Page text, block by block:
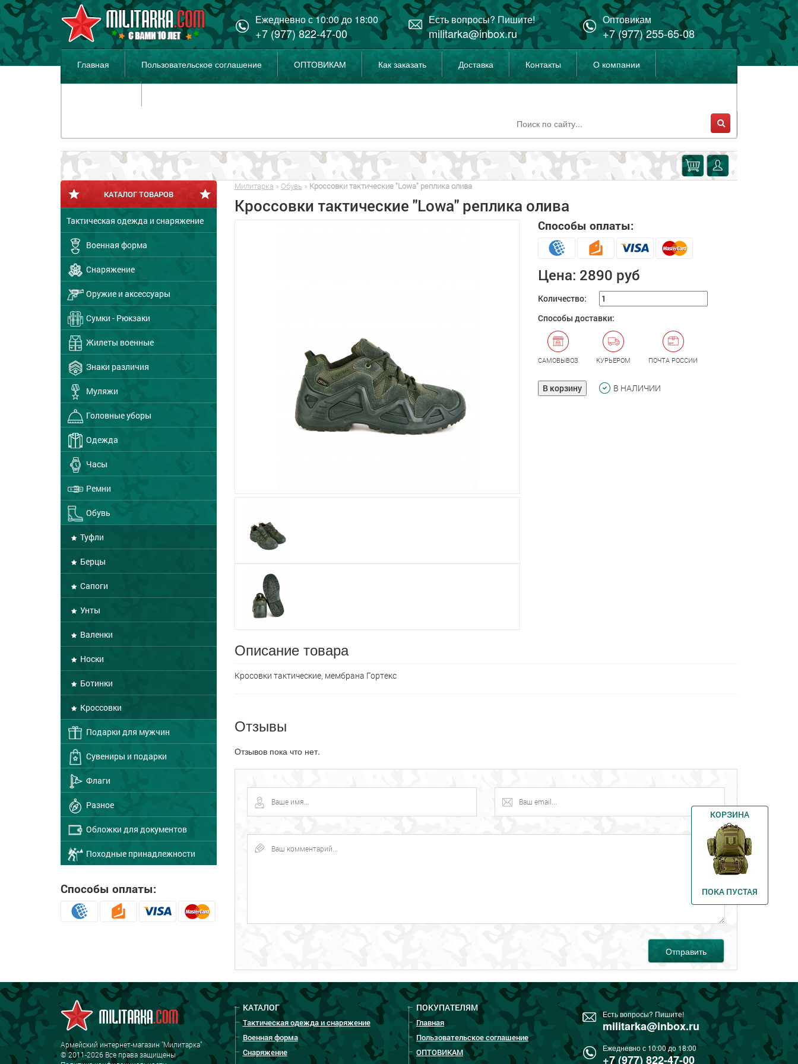
Ежедневно с 10:00 до 18:00
+7 (977) 822-47-00
Есть вопросы? Пишите!
militarka@inbox.ru
Оптовикам
+7 (977) 255-65-08
Главная Пользовательское соглашение ОПТОВИКАМ Как заказать Доставка Контакты О компании
КАТАЛОГ ТОВАРОВ
Тактическая одежда и снаряжение
Военная форма
Снаряжение
Оружие и аксессуары
Сумки - Рюкзаки
Жилеты военные
Знаки различия
Муляжи
Головные уборы
Одежда
Часы
Ремни
Обувь
Туфли
Берцы
Сапоги
Унты
Валенки
Носки
Ботинки
Кроссовки
Подарки для мужчин
Сувениры и подарки
Флаги
Разное
Обложки для документов
Походные принадлежности
Способы оплаты:
Милитарка » Обувь » Кроссовки тактические "Lowa" реплика олива
Кроссовки тактические "Lowa" реплика олива
Способы оплаты:
Цена: 2890 руб
Количество:
Способы доставки:
САМОВЫВОЗ КУРЬЕРОМ ПОЧТА РОССИИ
В корзину В НАЛИЧИИ
Описание товара
Кросовки тактические, мембрана Гортекс
Отзывы
Отзывов пока что нет.
Отправить
Есть вопросы? Пишите!
militarka@inbox.ru
Ежедневно с 10:00 до 18:00
+7 (977) 822-47-00
КАТАЛОГ
Тактическая одежда и снаряжение
Военная форма
Снаряжение
ПОКУПАТЕЛЯМ
Главная
Пользовательское соглашение
ОПТОВИКАМ
Армейский интернет-магазин "Милитарка"
© 2011-2026 Все права защищены
КОРЗИНА
ПОКА ПУСТАЯ